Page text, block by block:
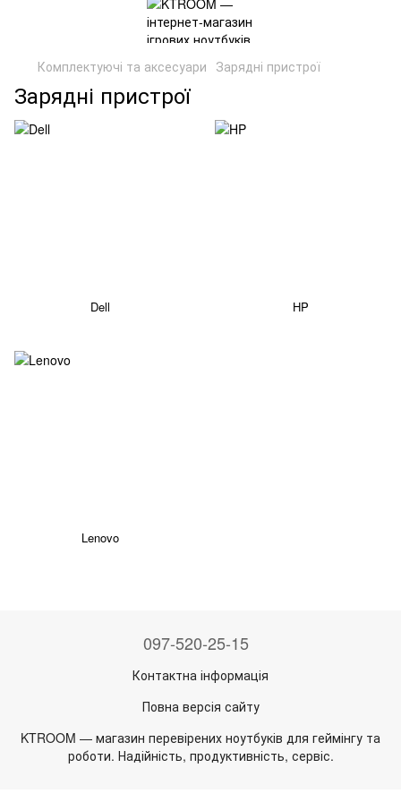
Комплектуючі та аксесуари Зарядні пристрої
Зарядні пристрої
Dell HP
Lenovo
097-520-25-15
Контактна інформація
Повна версія сайту
KTROOM — магазин перевірених ноутбуків для геймінгу та
роботи. Надійність, продуктивність, сервіс.